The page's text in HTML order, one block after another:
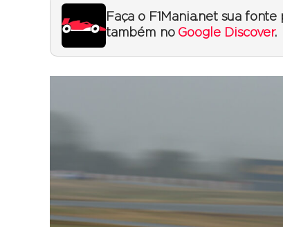
Faça o F1Mania.net sua
também no Google Discover.